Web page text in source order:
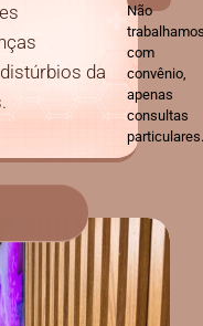
da
Não
com
convênio,
apenas
consultas
particulares.